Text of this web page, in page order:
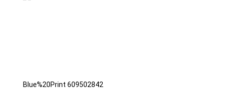
Blue%20Print 609502842